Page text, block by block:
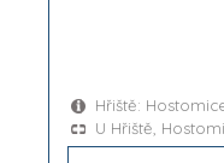
Hřiště:
U Hřiště,